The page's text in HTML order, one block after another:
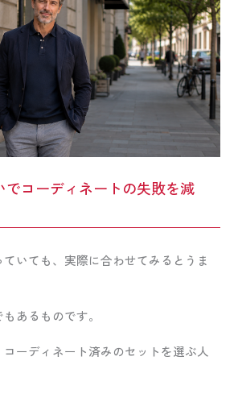
でコーディネートの失敗を減
いても、実際に合わせてみるとうま
あるものです。
ーディネート済みのセットを選ぶ人